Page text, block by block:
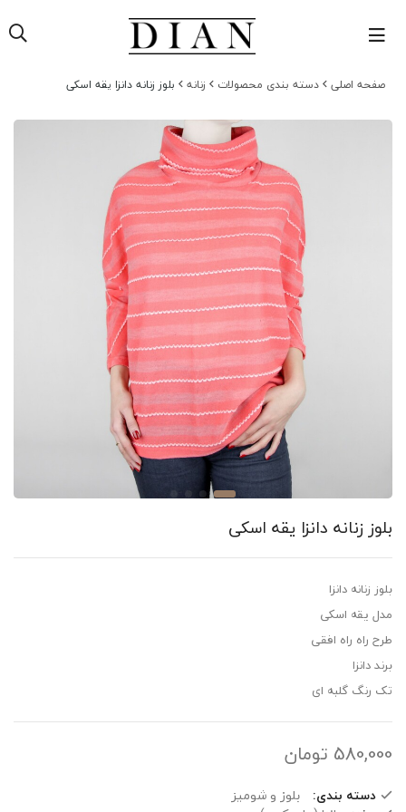
اصلی دسته بندی محصولات زنانه بلوز زنانه دانزا یقه اسکی
زنانه دانزا یقه اسکی
زنانه دانزا
یقه اسکی
راه راه افقی
دانزا
گلبه ای
تومان
دسته بندی: بلوز و شومیز